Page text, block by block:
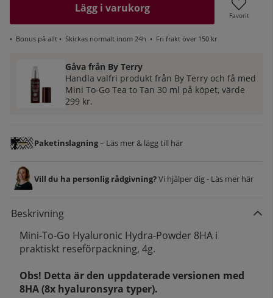
Lägg i varukorg
Favorit
• Bonus på allt • Skickas normalt inom 24h • Fri frakt över 150 kr
Gåva från By Terry
Handla valfri produkt från By Terry och få med
Mini To‑Go Tea to Tan 30 ml på köpet, värde
299 kr.
Paketinslagning– Läs mer & lägg till här
Vill du ha personlig rådgivning?Vi hjälper dig - Läs mer här
Beskrivning
Mini-To-Go Hyaluronic Hydra-Powder 8HA i
praktiskt reseförpackning, 4g.
Obs! Detta är den uppdaterade versionen med
8HA (8x hyaluronsyra typer).